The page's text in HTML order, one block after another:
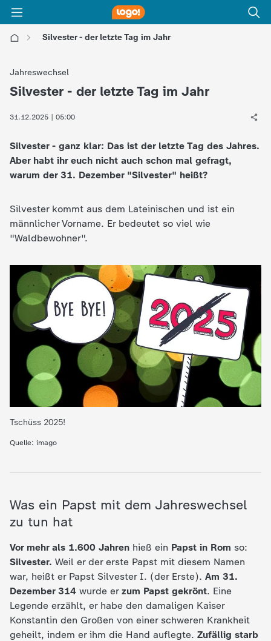
Silvester - der letzte Tag im Jahr
o
g
o
d
d
e
n
a
c
h
Jahreswechsel
:
Silvester - der letzte Tag im Jahr
31.12.2025 | 05:00
Silvester - ganz klar: Das ist der letzte Tag des Jahres.
Aber habt ihr euch nicht auch schon mal gefragt,
warum der 31. Dezember "Silvester" heißt?
Silvester kommt aus dem Lateinischen und ist ein
männlicher Vorname. Er bedeutet so viel wie
"Waldbewohner".
Tschüss 2025!
Quelle: imago
Was ein Papst mit dem Jahreswechsel
zu tun hat
Vor mehr als 1.600 Jahren hieß ein Papst in Rom so:
Silvester. Weil er der erste Papst mit diesem Namen
war, heißt er Papst Silvester I. (der Erste). Am 31.
Dezember 314 wurde er zum Papst gekrönt. Eine
Legende erzählt, er habe den damaligen Kaiser
Konstantin den Großen von einer schweren Krankheit
geheilt, indem er ihm die Hand auflegte. Zufällig starb